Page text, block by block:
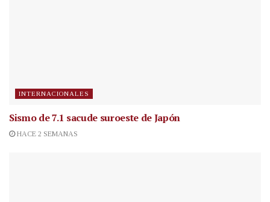
INTERNACIONALES
Sismo de 7.1 sacude suroeste de Japón
HACE 2 SEMANAS